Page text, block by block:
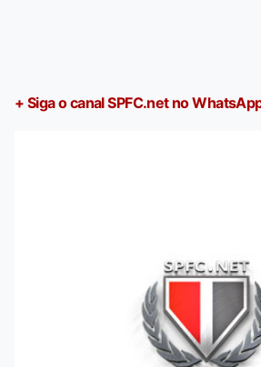
+ Siga o canal SPFC.net no